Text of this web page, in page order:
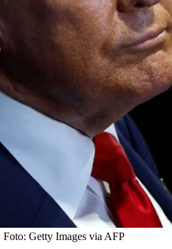
Foto: Getty Images via AFP